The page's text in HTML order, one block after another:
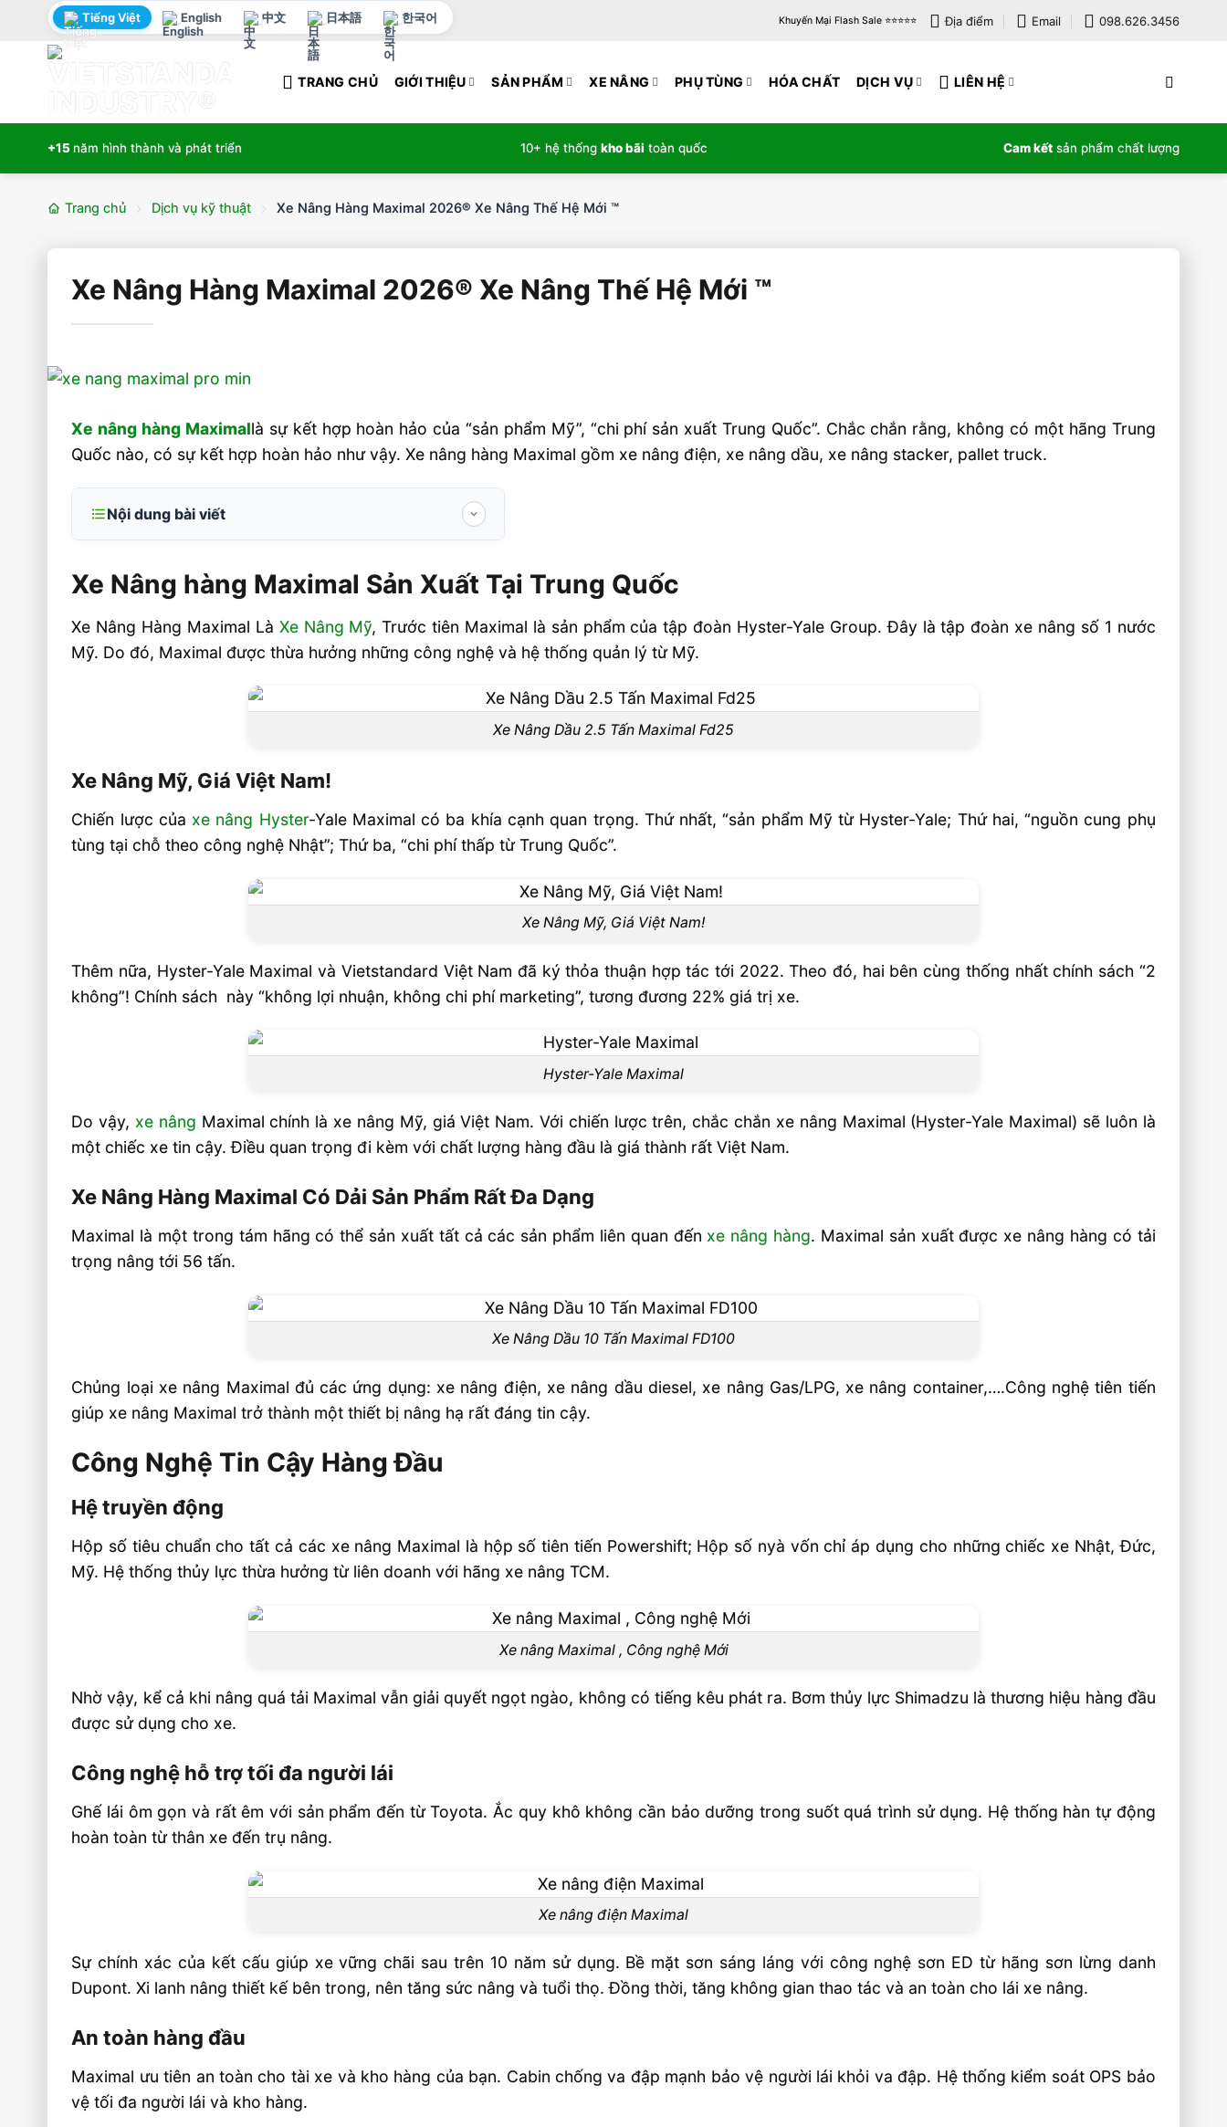
Tiếng Việt English 中文 日本語 한국어 Khuyến Mại Flash Sale ⭐️⭐️⭐️⭐️⭐️ Địa điểm Email 098.626.3456
TRANG CHỦ GIỚI THIỆU SẢN PHẨM XE NÂNG PHỤ TÙNG HÓA CHẤT DỊCH VỤ LIÊN HỆ
+15 năm hình thành và phát triển 10+ hệ thống kho bãi toàn quốc Cam kết sản phẩm chất lượng
Trang chủ Dịch vụ kỹ thuật Xe Nâng Hàng Maximal 2026® Xe Nâng Thế Hệ Mới ™
Xe Nâng Hàng Maximal 2026® Xe Nâng Thế Hệ Mới ™
Xe nâng hàng Maximallà sự kết hợp hoàn hảo của “sản phẩm Mỹ”, “chi phí sản xuất Trung Quốc”. Chắc chắn rằng, không có một hãng Trung
Quốc nào, có sự kết hợp hoàn hảo như vậy. Xe nâng hàng Maximal gồm xe nâng điện, xe nâng dầu, xe nâng stacker, pallet truck.
Nội dung bài viết
Xe Nâng Mỹ, Giá Việt Nam!
Xe Nâng Hàng Maximal Có Dải Sản Phẩm Rất Đa
Dạng
An toàn hàng đầu
Cho phép bạn cá nhân hóa
Xe Nâng hàng Maximal Sản Xuất Tại Trung Quốc
Xe Nâng Hàng Maximal Là Xe Nâng Mỹ, Trước tiên Maximal là sản phẩm của tập đoàn Hyster-Yale Group. Đây là tập đoàn xe nâng số 1 nước
Mỹ. Do đó, Maximal được thừa hưởng những công nghệ và hệ thống quản lý từ Mỹ.
Xe Nâng Dầu 2.5 Tấn Maximal Fd25
Xe Nâng Mỹ, Giá Việt Nam!
Chiến lược của xe nâng Hyster-Yale Maximal có ba khía cạnh quan trọng. Thứ nhất, “sản phẩm Mỹ từ Hyster-Yale; Thứ hai, “nguồn cung phụ
tùng tại chỗ theo công nghệ Nhật”; Thứ ba, “chi phí thấp từ Trung Quốc”.
Xe Nâng Mỹ, Giá Việt Nam!
Thêm nữa, Hyster-Yale Maximal và Vietstandard Việt Nam đã ký thỏa thuận hợp tác tới 2022. Theo đó, hai bên cùng thống nhất chính sách “2
không”! Chính sách này “không lợi nhuận, không chi phí marketing”, tương đương 22% giá trị xe.
Hyster-Yale Maximal
Do vậy, xe nâng Maximal chính là xe nâng Mỹ, giá Việt Nam. Với chiến lược trên, chắc chắn xe nâng Maximal (Hyster-Yale Maximal) sẽ luôn là
một chiếc xe tin cậy. Điều quan trọng đi kèm với chất lượng hàng đầu là giá thành rất Việt Nam.
Xe Nâng Hàng Maximal Có Dải Sản Phẩm Rất Đa Dạng
Maximal là một trong tám hãng có thể sản xuất tất cả các sản phẩm liên quan đến xe nâng hàng. Maximal sản xuất được xe nâng hàng có tải
trọng nâng tới 56 tấn.
Xe Nâng Dầu 10 Tấn Maximal FD100
Chủng loại xe nâng Maximal đủ các ứng dụng: xe nâng điện, xe nâng dầu diesel, xe nâng Gas/LPG, xe nâng container,….Công nghệ tiên tiến
giúp xe nâng Maximal trở thành một thiết bị nâng hạ rất đáng tin cậy.
Công Nghệ Tin Cậy Hàng Đầu
Hệ truyền động
Hộp số tiêu chuẩn cho tất cả các xe nâng Maximal là hộp số tiên tiến Powershift; Hộp số nyà vốn chỉ áp dụng cho những chiếc xe Nhật, Đức,
Mỹ. Hệ thống thủy lực thừa hưởng từ liên doanh với hãng xe nâng TCM.
Xe nâng Maximal , Công nghệ Mới
Nhờ vậy, kể cả khi nâng quá tải Maximal vẫn giải quyết ngọt ngào, không có tiếng kêu phát ra. Bơm thủy lực Shimadzu là thương hiệu hàng đầu
được sử dụng cho xe.
Công nghệ hỗ trợ tối đa người lái
Ghế lái ôm gọn và rất êm với sản phẩm đến từ Toyota. Ắc quy khô không cần bảo dưỡng trong suốt quá trình sử dụng. Hệ thống hàn tự động
hoàn toàn từ thân xe đến trụ nâng.
Xe nâng điện Maximal
Sự chính xác của kết cấu giúp xe vững chãi sau trên 10 năm sử dụng. Bề mặt sơn sáng láng với công nghệ sơn ED từ hãng sơn lừng danh
Dupont. Xi lanh nâng thiết kế bên trong, nên tăng sức nâng và tuổi thọ. Đồng thời, tăng không gian thao tác và an toàn cho lái xe nâng.
An toàn hàng đầu
Maximal ưu tiên an toàn cho tài xe và kho hàng của bạn. Cabin chống va đập mạnh bảo vệ người lái khỏi va đập. Hệ thống kiểm soát OPS bảo
vệ tối đa người lái và kho hàng.